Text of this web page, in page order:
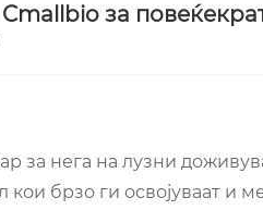
за
за нега на лузни
брзо ги освојуваат и